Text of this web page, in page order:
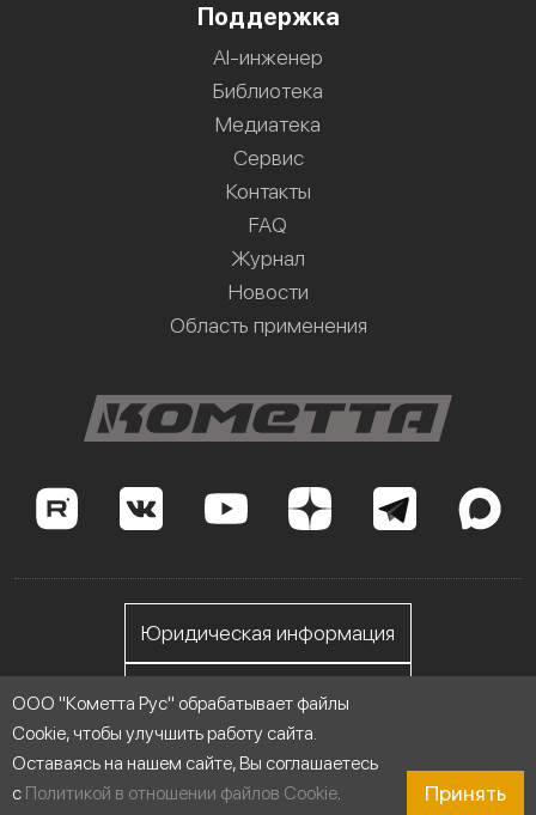
Поддержка
AI-инженер
Библиотека
Медиатека
Сервис
Контакты
FAQ
Журнал
Новости
Область применения
ООО "Кометта Рус", ИНН 7705558076
Юридическая информация
Личный кабинет
ООО "Кометта Рус" обрабатывает файлы
Cookie, чтобы улучшить работу сайта.
Оставаясь на нашем сайте, Вы соглашаетесь
с Политикой в отношении файлов Cookie.
Принять